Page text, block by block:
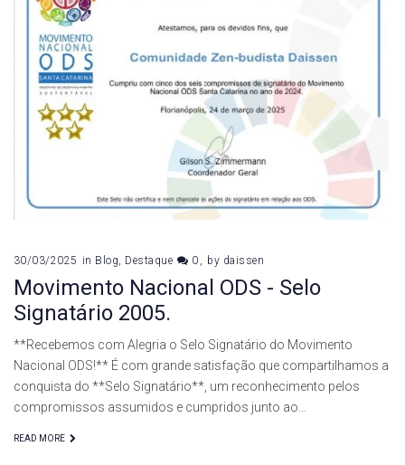
30/03/2025 in Blog Destaque 0 by daissen
Movimento Nacional ODS - Selo
Signatário 2005.
**Recebemos com Alegria o Selo Signatário do Movimento
Nacional ODS!** É com grande satisfação que compartilhamos a
conquista do **Selo Signatário**, um reconhecimento pelos
compromissos assumidos e cumpridos junto ao…
READ MORE